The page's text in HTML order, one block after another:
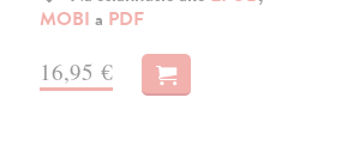
MOBI a PDF
16,95 €